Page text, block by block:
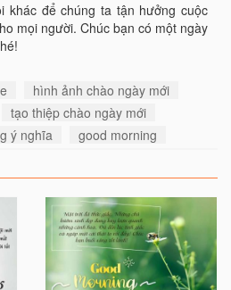
khác để chúng ta tận hưởng cuộc
mọi người. Chúc bạn có một ngày
hình ảnh chào ngày mới
tạo thiệp chào ngày mới
ý nghĩa
good morning